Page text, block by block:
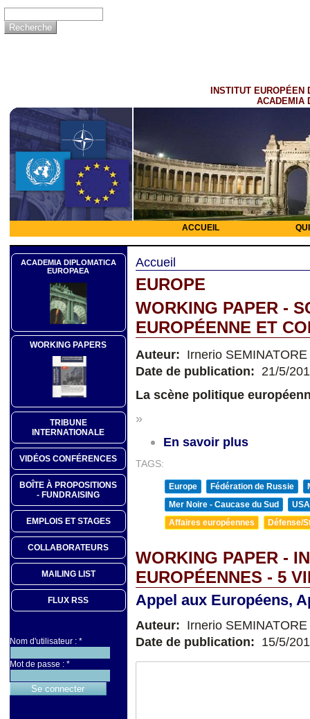
INSTITUT EUROPÉEN
ACADEMIA
ACCUEIL
ACADEMIA DIPLOMATICA
EUROPAEA
WORKING PAPERS
TRIBUNE
INTERNATIONALE
VIDÉOS CONFÉRENCES
BOÎTE À PROPOSITIONS
- FUNDRAISING
EMPLOIS ET STAGES
COLLABORATEURS
MAILING LIST
FLUX RSS
Nom d'utilisateur : *
Mot de passe : *
Accueil
EUROPE
WORKING PAPER -
EUROPÉENNE ET
Auteur: Irnerio SEMINATORE
Date de publication: 21/5/
La scène politique
»
En savoir plus
TAGS:
Europe Fédération de Russie
Mer Noire - Caucase du Sud
USA
Affaires européennes
Défense/
WORKING PAPER -
EUROPÉENNES - 5
Appel aux Européens,
Auteur: Irnerio SEMINATORE
Date de publication: 15/5/